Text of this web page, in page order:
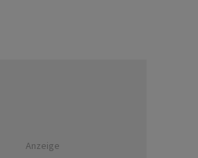
Anzeige